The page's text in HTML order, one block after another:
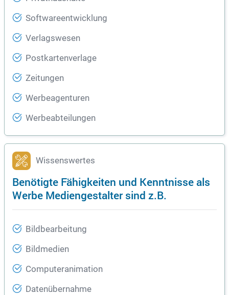
Softwareentwicklung
Verlagswesen
Postkartenverlage
Zeitungen
Werbeagenturen
Werbeabteilungen
Wissenswertes
Benötigte Fähigkeiten und Kenntnisse als
Werbe Mediengestalter sind z.B.
Bildbearbeitung
Bildmedien
Computeranimation
Datenübernahme